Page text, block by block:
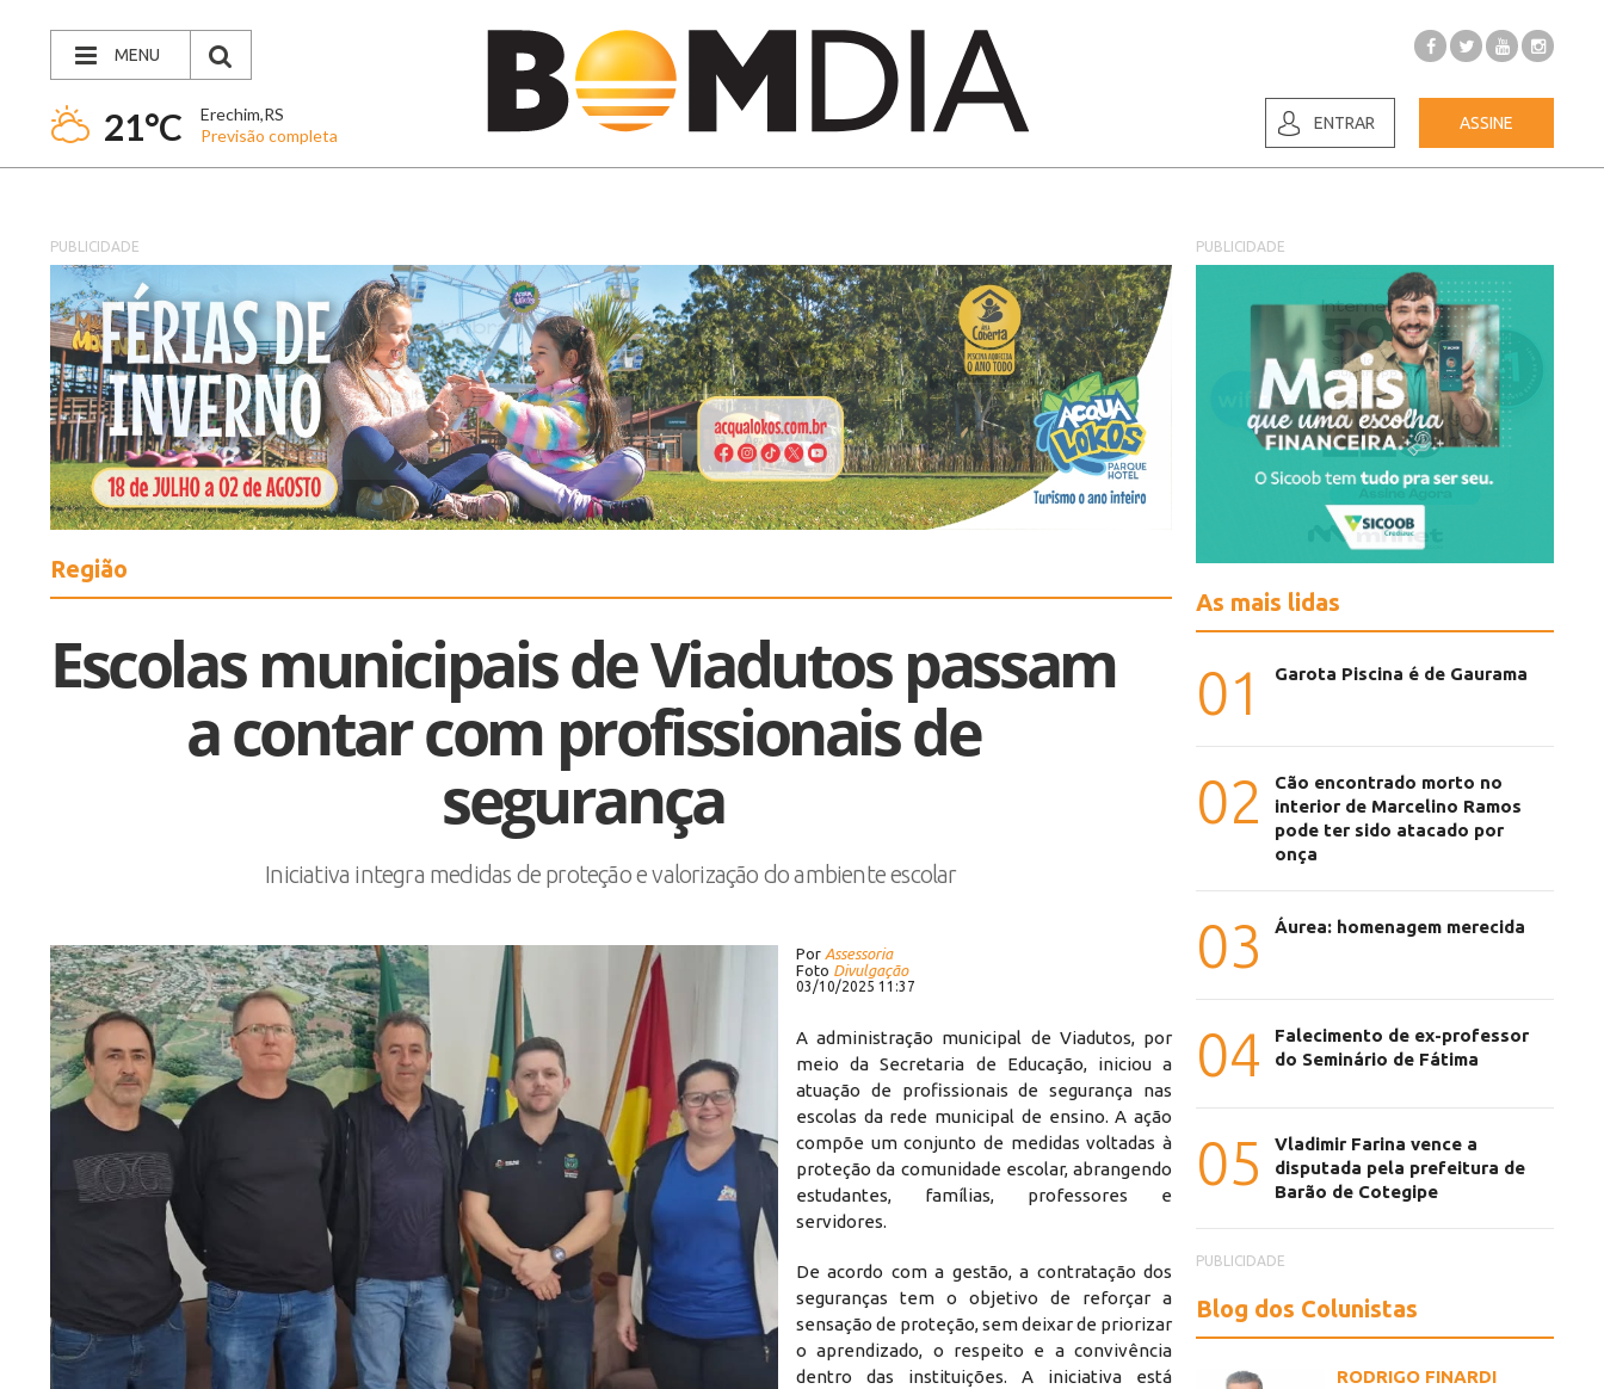
MENU
21°C
Erechim,RS
Previsão completa
ENTRAR ASSINE
PUBLICIDADE
Região
Escolas municipais de Viadutos passam
a contar com profissionais de
segurança
Iniciativa integra medidas de proteção e valorização do ambiente escolar
Por Assessoria
Foto Divulgação
03/10/2025 11:37
A administração municipal de Viadutos, por
meio da Secretaria de Educação, iniciou a
atuação de profissionais de segurança nas
escolas da rede municipal de ensino. A ação
compõe um conjunto de medidas voltadas à
proteção da comunidade escolar, abrangendo
estudantes, famílias, professores e
servidores.
De acordo com a gestão, a contratação dos
seguranças tem o objetivo de reforçar a
sensação de proteção, sem deixar de priorizar
o aprendizado, o respeito e a convivência
dentro das instituições. A iniciativa está
PUBLICIDADE
As mais lidas
01 Garota Piscina é de Gaurama
02
Cão encontrado morto no
interior de Marcelino Ramos
pode ter sido atacado por
onça
03 Áurea: homenagem merecida
04
Falecimento de ex-professor
do Seminário de Fátima
05
Vladimir Farina vence a
disputada pela prefeitura de
Barão de Cotegipe
PUBLICIDADE
Blog dos Colunistas
RODRIGO FINARDI